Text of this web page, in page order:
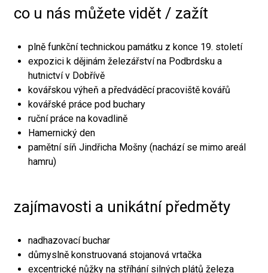
co u nás můžete vidět / zažít
plně funkční technickou památku z konce 19. století
expozici k dějinám železářství na Podbrdsku a
hutnictví v Dobřívě
kovářskou výheň a předváděcí pracoviště kovářů
kovářské práce pod buchary
ruční práce na kovadlině
Hamernický den
pamětní síň Jindřicha Mošny (nachází se mimo areál
hamru)
zajímavosti a unikátní předměty
nadhazovací buchar
důmyslně konstruovaná stojanová vrtačka
excentrické nůžky na stříhání silných plátů železa